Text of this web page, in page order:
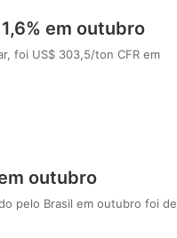
em outubro
foi US$ 303,5/ton CFR em
outubro
pelo Brasil em outubro foi de